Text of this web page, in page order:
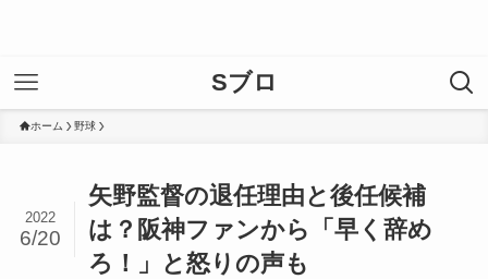
Sブロ
ホーム 野球
矢野監督の退任理由と後任候補
は？阪神ファンから「早く辞め
ろ！」と怒りの声も
2022
6/20